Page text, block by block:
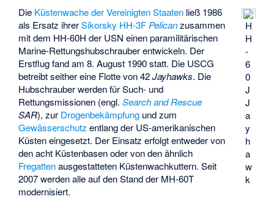
H
H
-
6
0
J
J
a
y
h
a
w
k
Die Küstenwache der Vereinigten Staaten ließ 1986
als Ersatz ihrerSikorsky HH-3F Pelicanzusammen
mit dem HH-60H der USN einen paramilitärischen
Marine-Rettungshubschrauber entwickeln. Der
Erstflug fand am 8. August 1990 statt. Die USCG
betreibt seither eine Flotte von 42Jayhawks. Die
Hubschrauber werden für Such- und
Rettungsmissionen (engl.Search and Rescue
SAR), zur Drogenbekämpfung und zum
Gewässerschutz entlang der US-amerikanischen
Küsten eingesetzt. Der Einsatz erfolgt entweder von
den acht Küstenbasen oder von den ähnlich
Fregattenausgestatteten Küstenwachkuttern. Seit
2007 werden alle auf den Stand der MH-60T
modernisiert.